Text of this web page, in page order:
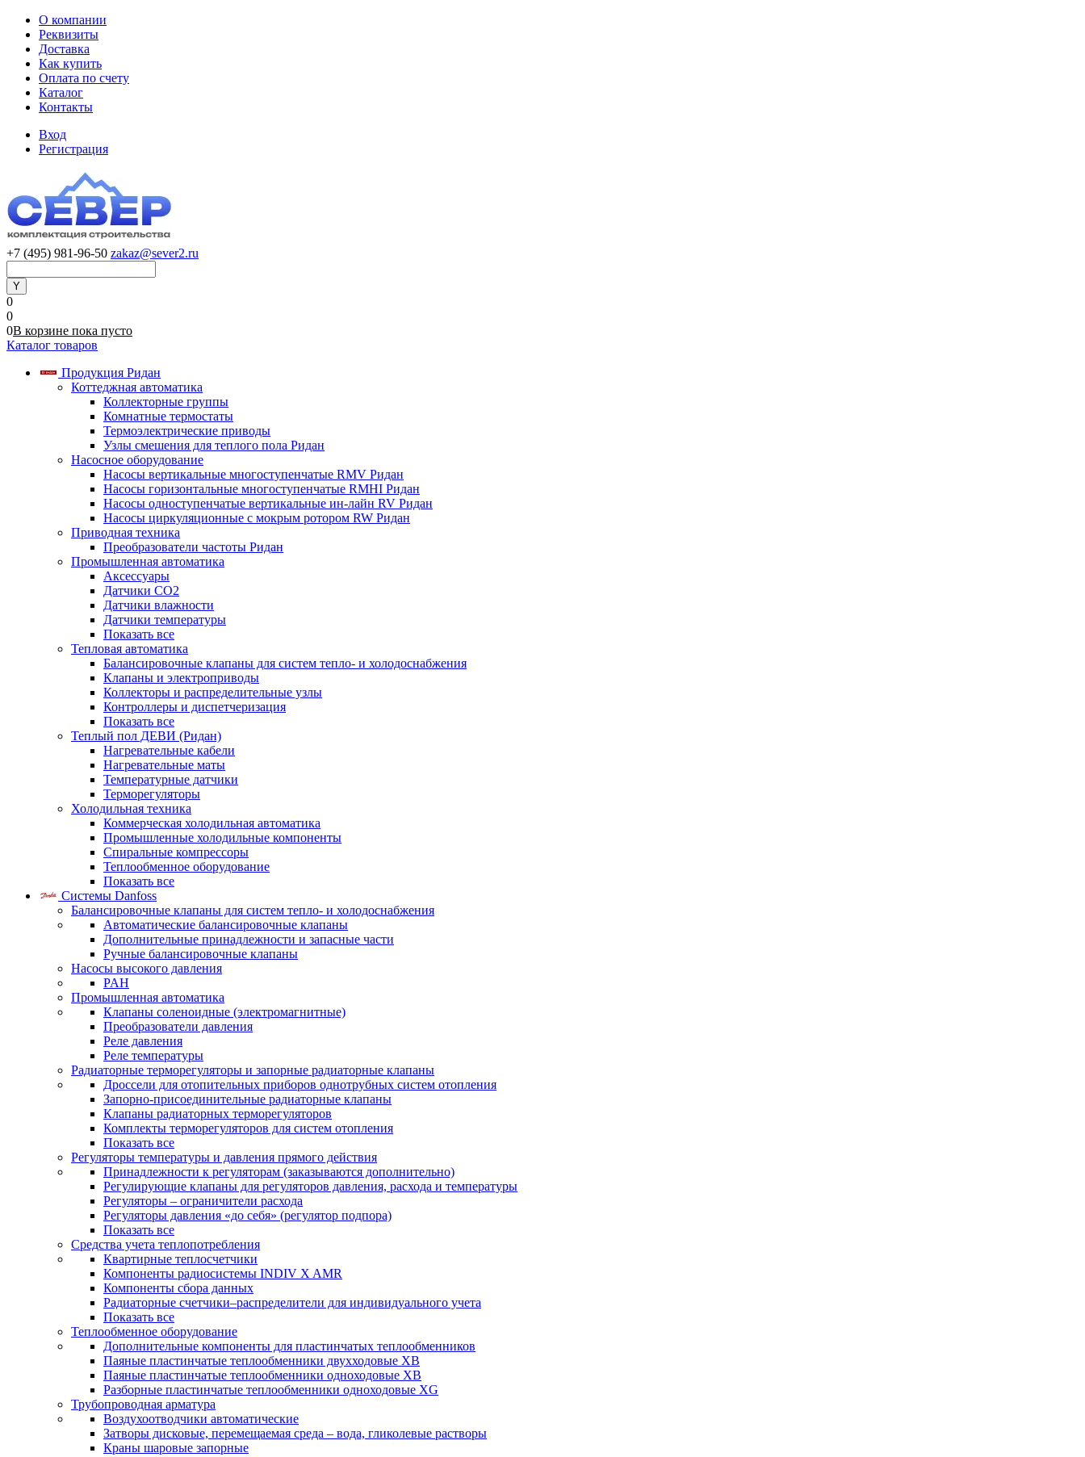
О компании
Реквизиты
Доставка
Как купить
Оплата по счету
Каталог
Контакты
Вход
Регистрация
+7 (495) 981-96-50 zakaz@sever2.ru
0
0
0В корзине пока пусто
Каталог товаров
Продукция Ридан
Коттеджная автоматика
Коллекторные группы
Комнатные термостаты
Термоэлектрические приводы
Узлы смешения для теплого пола Ридан
Насосное оборудование
Насосы вертикальные многоступенчатые RMV Ридан
Насосы горизонтальные многоступенчатые RMHI Ридан
Насосы одноступенчатые вертикальные ин-лайн RV Ридан
Насосы циркуляционные с мокрым ротором RW Ридан
Приводная техника
Преобразователи частоты Ридан
Промышленная автоматика
Аксессуары
Датчики CO2
Датчики влажности
Датчики температуры
Показать все
Тепловая автоматика
Балансировочные клапаны для систем тепло- и холодоснабжения
Клапаны и электроприводы
Коллекторы и распределительные узлы
Контроллеры и диспетчеризация
Показать все
Теплый пол ДЕВИ (Ридан)
Нагревательные кабели
Нагревательные маты
Температурные датчики
Терморегуляторы
Холодильная техника
Коммерческая холодильная автоматика
Промышленные холодильные компоненты
Спиральные компрессоры
Теплообменное оборудование
Показать все
Системы Danfoss
Балансировочные клапаны для систем тепло- и холодоснабжения
Автоматические балансировочные клапаны
Дополнительные принадлежности и запасные части
Ручные балансировочные клапаны
Насосы высокого давления
PAH
Промышленная автоматика
Клапаны соленоидные (электромагнитные)
Преобразователи давления
Реле давления
Реле температуры
Радиаторные терморегуляторы и запорные радиаторные клапаны
Дроссели для отопительных приборов однотрубных систем отопления
Запорно-присоединительные радиаторные клапаны
Клапаны радиаторных терморегуляторов
Комплекты терморегуляторов для систем отопления
Показать все
Регуляторы температуры и давления прямого действия
Принадлежности к регуляторам (заказываются дополнительно)
Регулирующие клапаны для регуляторов давления, расхода и температуры
Регуляторы – ограничители расхода
Регуляторы давления «до себя» (регулятор подпора)
Показать все
Средства учета теплопотребления
Квартирные теплосчетчики
Компоненты радиосистемы INDIV X AMR
Компоненты сбора данных
Радиаторные счетчики–распределители для индивидуального учета
Показать все
Теплообменное оборудование
Дополнительные компоненты для пластинчатых теплообменников
Паяные пластинчатые теплообменники двухходовые XB
Паяные пластинчатые теплообменники одноходовые ХВ
Разборные пластинчатые теплообменники одноходовые ХG
Трубопроводная арматура
Воздухоотводчики автоматические
Затворы дисковые, перемещаемая среда – вода, гликолевые растворы
Краны шаровые запорные